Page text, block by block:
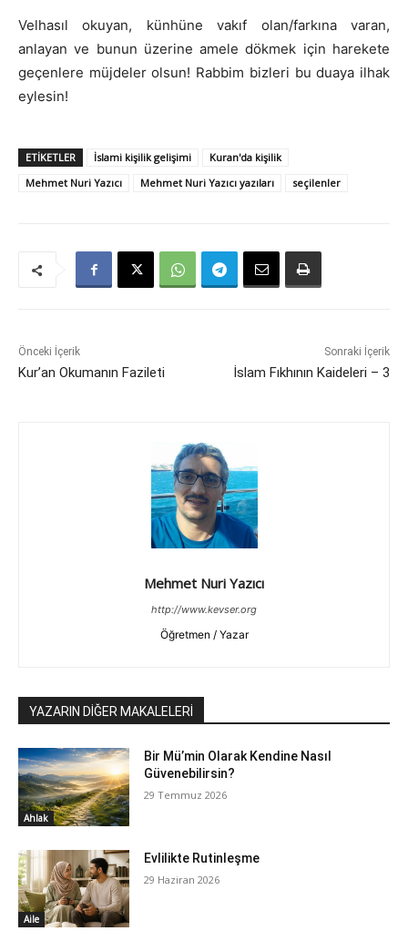
Velhasıl okuyan, künhüne vakıf olan/farkına varan,
anlayan ve bunun üzerine amele dökmek için harekete
geçenlere müjdeler olsun! Rabbim bizleri bu duaya ilhak
eylesin!
ETIKETLER İslami kişilik gelişimi
Kuran'da kişilik
Mehmet Nuri Yazıcı
Mehmet Nuri Yazıcı yazıları seçilenler
Önceki İçerik
Kur’an Okumanın Fazileti
Sonraki İçerik
İslam Fıkhının Kaideleri – 3
Mehmet Nuri Yazıcı
http://www.kevser.org
Öğretmen / Yazar
YAZARIN DİĞER MAKALELERİ
Ahlak
Bir Mü’min Olarak Kendine Nasıl
Güvenebilirsin?
29 Temmuz 2026
Aile
Evlilikte Rutinleşme
29 Haziran 2026